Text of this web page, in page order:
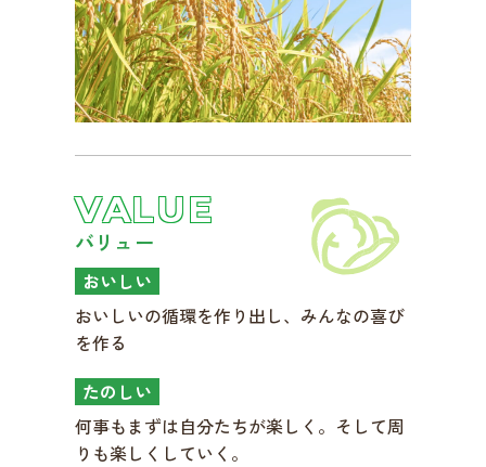
VALUE
バリュー
おいしい
おいしいの循環を作り出し、みんなの喜び
を作る
たのしい
何事もまずは自分たちが楽しく。そして周
りも楽しくしていく。